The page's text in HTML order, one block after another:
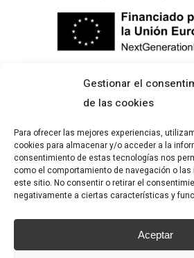
Gestionar el
de las cookies
Para ofrecer las mejores experiencias,
cookies para almacenar y/o acceder a la
consentimiento de estas tecnologías nos
como el comportamiento de navegación o
este sitio. No consentir o retirar el
negativamente a ciertas características y
Aceptar
Inicio
Acerca de
Portfolio
Contacto